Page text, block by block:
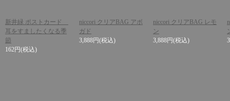
新井緑 ポストカード
耳をすましたくなる季
節
162円(税込)
niccori クリアBAG アボ
ガド
3,888円(税込)
niccori クリアBAG レモ
ン
3,888円(税込)